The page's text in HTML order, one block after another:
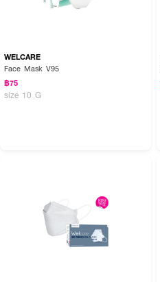
WELCARE
Face Mask V95
฿75
size 10 G